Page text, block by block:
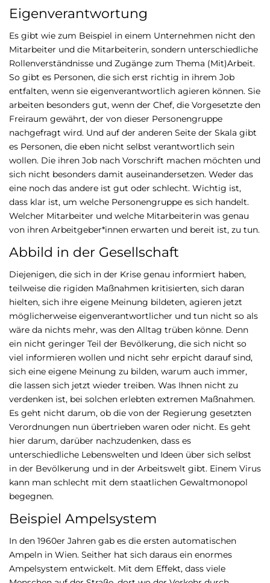
Eigenverantwortung
Es gibt wie zum Beispiel in einem Unternehmen nicht den
Mitarbeiter und die Mitarbeiterin, sondern unterschiedliche
Rollenverständnisse und Zugänge zum Thema (Mit)Arbeit.
So gibt es Personen, die sich erst richtig in ihrem Job
entfalten, wenn sie eigenverantwortlich agieren können. Sie
arbeiten besonders gut, wenn der Chef, die Vorgesetzte den
Freiraum gewährt, der von dieser Personengruppe
nachgefragt wird. Und auf der anderen Seite der Skala gibt
es Personen, die eben nicht selbst verantwortlich sein
wollen. Die ihren Job nach Vorschrift machen möchten und
sich nicht besonders damit auseinandersetzen. Weder das
eine noch das andere ist gut oder schlecht. Wichtig ist,
dass klar ist, um welche Personengruppe es sich handelt.
Welcher Mitarbeiter und welche Mitarbeiterin was genau
von ihren Arbeitgeber*innen erwarten und bereit ist, zu tun.
Abbild in der Gesellschaft
Diejenigen, die sich in der Krise genau informiert haben,
teilweise die rigiden Maßnahmen kritisierten, sich daran
hielten, sich ihre eigene Meinung bildeten, agieren jetzt
möglicherweise eigenverantwortlicher und tun nicht so als
wäre da nichts mehr, was den Alltag trüben könne. Denn
ein nicht geringer Teil der Bevölkerung, die sich nicht so
viel informieren wollen und nicht sehr erpicht darauf sind,
sich eine eigene Meinung zu bilden, warum auch immer,
die lassen sich jetzt wieder treiben. Was Ihnen nicht zu
verdenken ist, bei solchen erlebten extremen Maßnahmen.
Es geht nicht darum, ob die von der Regierung gesetzten
Verordnungen nun übertrieben waren oder nicht. Es geht
hier darum, darüber nachzudenken, dass es
unterschiedliche Lebenswelten und Ideen über sich selbst
in der Bevölkerung und in der Arbeitswelt gibt. Einem Virus
kann man schlecht mit dem staatlichen Gewaltmonopol
begegnen.
Beispiel Ampelsystem
In den 1960er Jahren gab es die ersten automatischen
Ampeln in Wien. Seither hat sich daraus ein enormes
Ampelsystem entwickelt. Mit dem Effekt, dass viele